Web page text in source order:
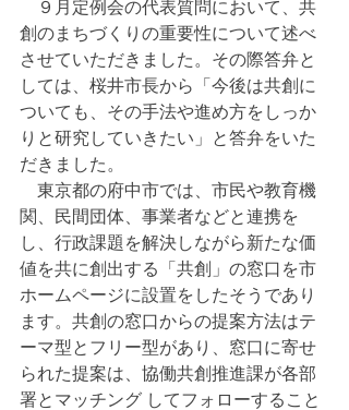
９月定例会の代表質問において、共
創のまちづくりの重要性について述べ
させていただきました。その際答弁と
しては、桜井市長から「今後は共創に
ついても、その手法や進め方をしっか
りと研究していきたい」と答弁をいた
だきました。
東京都の府中市では、市民や教育機
関、民間団体、事業者などと連携を
し、行政課題を解決しながら新たな価
値を共に創出する「共創」の窓口を市
ホームページに設置をしたそうであり
ます。共創の窓口からの提案方法はテ
ーマ型とフリー型があり、窓口に寄せ
られた提案は、協働共創推進課が各部
署とマッチング してフォローすること